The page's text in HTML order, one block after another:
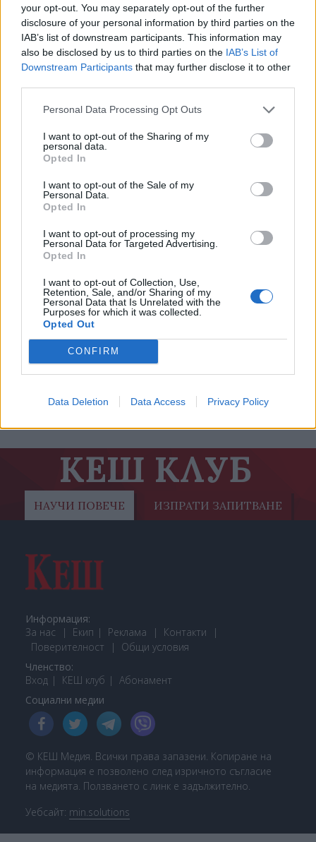
your opt-out. You may separately opt-out of the further
disclosure of your personal information by third parties on the
IAB’s list of downstream participants. This information may
also be disclosed by us to third parties on the IAB’s List of
Downstream Participants that may further disclose it to other
Personal Data Processing Opt Outs
I want to opt-out of the Sharing of my
personal data.
Opted In
I want to opt-out of the Sale of my
Personal Data.
Opted In
I want to opt-out of processing my
Personal Data for Targeted Advertising.
Opted In
I want to opt-out of Collection, Use,
Retention, Sale, and/or Sharing of my
Personal Data that Is Unrelated with the
Purposes for which it was collected.
Opted Out
CONFIRM
Data Deletion Data Access Privacy Policy
Умни мобилни приложения за пътуване
предотвратяват сексуално насилие
24.08.2020 / 13:52
КЕШ КЛУБ
НАУЧИ ПОВЕЧЕ ИЗПРАТИ ЗАПИТВАНЕ
Информация:
За нас
Екип Реклама
Контакти
Поверителност
Общи условия
Членство:
Вход
КЕШ клуб Абонамент
Социални медии
© КЕШ Медия. Всички права запазени. Копиране на
информация е позволено след изричното съгласие
на медията. Ползването с линк е задължително.
Уебсайт: min.solutions